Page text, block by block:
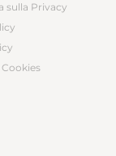
sulla Privacy